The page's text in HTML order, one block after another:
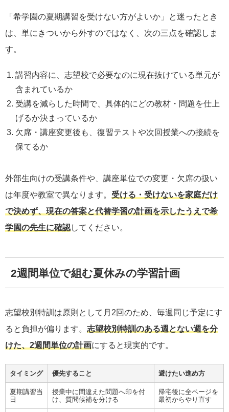
「希学園の夏期講習を受けない方がよいか」と迷ったとき
は、単にきついから外すのではなく、次の三点を確認しま
す。
講習内容に、志望校で必要なのに現在抜けている単元が
含まれているか
受講を減らした時間で、具体的にどの教材・問題を仕上
げるか決まっているか
欠席・講座変更後も、復習テストや次回授業への接続を
保てるか
外部生向けの受講条件や、講座単位での変更・欠席の扱い
は年度や教室で異なります。 受ける・受けないを家庭だけ
で決めず、現在の答案と代替学習の計画を示したうえで希
学園の先生に確認してください。
2週間単位で組む夏休みの学習計画
志望校別特訓は原則として月2回のため、毎週同じ予定にす
ると負担が偏ります。 志望校別特訓のある週とない週を分
けた、2週間単位の計画にすると現実的です。
タイミング 優先すること 避けたい進め方
夏期講習当
日
授業中に間違えた問題へ印を付
け、質問候補を分ける
帰宅後に全ページを
最初からやり直す